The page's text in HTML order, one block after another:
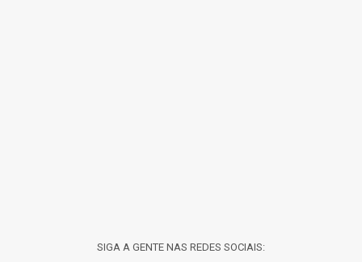
SIGA A GENTE NAS REDES SOCIAIS: